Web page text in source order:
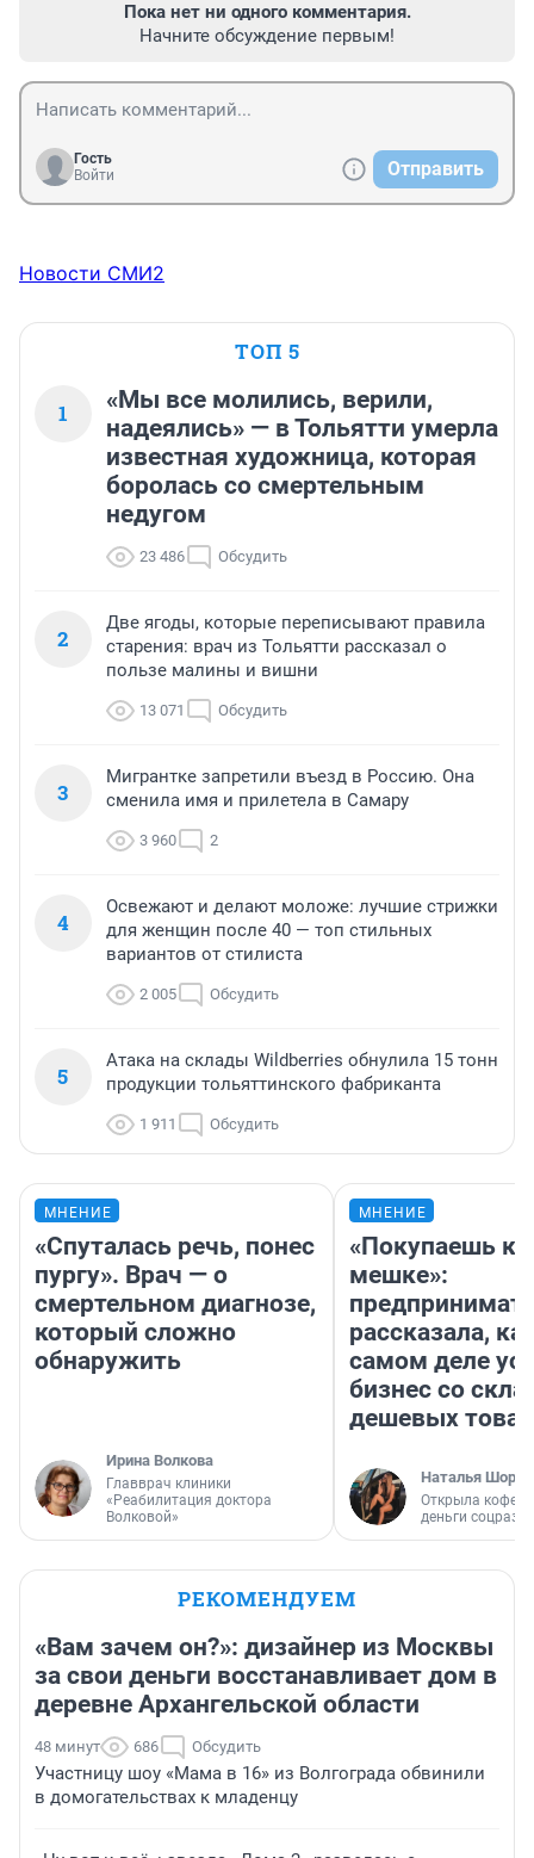
Пока нет ни одного комментария.
Начните обсуждение первым!
Гость
Войти
Отправить
Новости СМИ2
ТОП 5
1
«Мы все молились, верили,
надеялись» — в Тольятти умерла
известная художница, которая
боролась со смертельным
недугом
23 486 Обсудить
2
Две ягоды, которые переписывают правила
старения: врач из Тольятти рассказал о
пользе малины и вишни
13 071 Обсудить
3
Мигрантке запретили въезд в Россию. Она
сменила имя и прилетела в Самару
3 960 2
4
Освежают и делают моложе: лучшие стрижки
для женщин после 40 — топ стильных
вариантов от стилиста
2 005 Обсудить
5
Атака на склады Wildberries обнулила 15 тонн
продукции тольяттинского фабриканта
1 911 Обсудить
МНЕНИЕ
«Спуталась речь, понес
пургу». Врач — о
смертельном диагнозе,
который сложно
обнаружить
Ирина Волкова
Главврач клиники
«Реабилитация доктора
Волковой»
МНЕНИЕ
«Покупаешь
мешке»:
рассказала,
самом деле
бизнес со
дешевых
Наталья
Открыла
деньги
РЕКОМЕНДУЕМ
«Вам зачем он?»: дизайнер из Москвы
за свои деньги восстанавливает дом в
деревне Архангельской области
48 минут 686 Обсудить
Участницу шоу «Мама в 16» из Волгограда обвинили
в домогательствах к младенцу